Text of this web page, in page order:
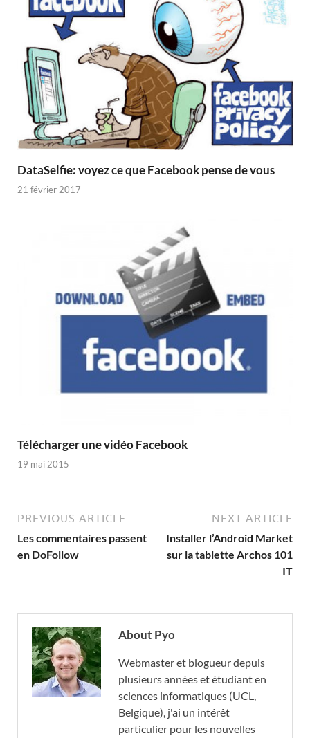
DataSelfie: voyez ce que Facebook pense de vous
21 février 2017
Télécharger une vidéo Facebook
19 mai 2015
PREVIOUS ARTICLE
Les commentaires passent
en DoFollow
NEXT ARTICLE
Installer l’Android Market
sur la tablette Archos 101
IT
About Pyo
Webmaster et blogueur depuis
plusieurs années et étudiant en
sciences informatiques (UCL,
Belgique), j'ai un intérêt
particulier pour les nouvelles